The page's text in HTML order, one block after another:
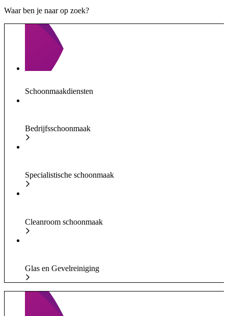
Waar ben je naar op zoek?
Schoonmaakdiensten
Bedrijfsschoonmaak
Specialistische schoonmaak
Cleanroom schoonmaak
Glas en Gevelreiniging